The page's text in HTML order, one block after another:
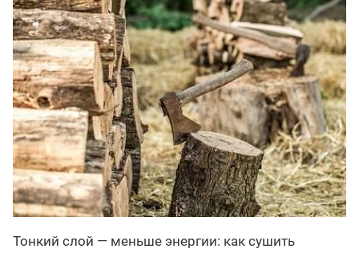
Тонкий слой — меньше энергии: как сушить